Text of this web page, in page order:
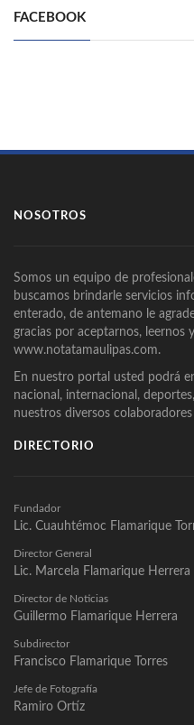
FACEBOOK
NOSOTROS
Somos un equipo de
buscamos brindarle servicios
enterado, de antemano le
gracias por aceptarnos, leernos
www.notatamaulipas.com.
En nuestro portal usted podrá
nacional, internacional,
nuestros diversos
DIRECTORIO
Fundador
Lic. Cuauhtémoc Flamarique
Director General
Lic. Marcela Flamarique Herrera
Director de Noticias
Guillermo Flamarique Herrera
Subdirector
Francisco Flamarique Torres
Jefe de Fotografía
Ramiro Ortíz